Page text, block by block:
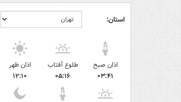
استان:
اذان صبح
۰۳:۴۱
طلوع آفتاب
۰۵:۱۶
اذان ظهر
۱۲:۱۰